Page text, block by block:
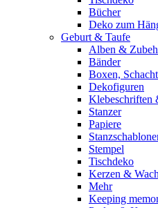
Bücher
Deko zum
Geburt & Taufe
Alben &
Bänder
Boxen,
Dekofiguren
Klebeschriften
Stanzer
Papiere
Stempel
Tischdeko
Kerzen &
Mehr
Keeping